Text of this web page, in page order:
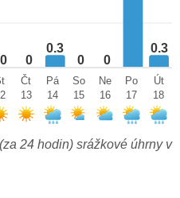
0 0
0.3
0 0
0.3
Čt
13
Pá
14
So
15
Ne
16
Po
17
Út
18
24 hodin) srážkové úhrny v